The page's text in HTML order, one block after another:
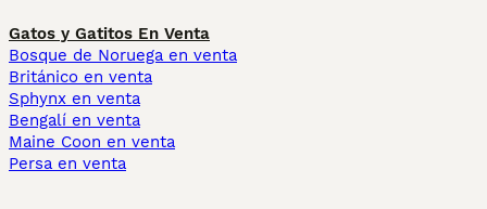
Gatos y Gatitos En Venta
Bosque de Noruega en venta
Británico en venta
Sphynx en venta
Bengalí en venta
Maine Coon en venta
Persa en venta